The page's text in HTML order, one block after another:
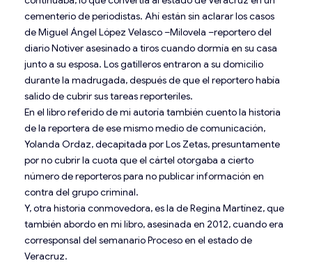
cementerio de periodistas. Ahí están sin aclarar los casos
de Miguel Ángel López Velasco –Milovela –reportero del
diario Notiver asesinado a tiros cuando dormía en su casa
junto a su esposa. Los gatilleros entraron a su domicilio
durante la madrugada, después de que el reportero había
salido de cubrir sus tareas reporteriles.
En el libro referido de mi autoría también cuento la historia
de la reportera de ese mismo medio de comunicación,
Yolanda Ordaz, decapitada por Los Zetas, presuntamente
por no cubrir la cuota que el cártel otorgaba a cierto
número de reporteros para no publicar información en
contra del grupo criminal.
Y, otra historia conmovedora, es la de Regina Martínez, que
también abordo en mi libro, asesinada en 2012, cuando era
corresponsal del semanario Proceso en el estado de
Veracruz.